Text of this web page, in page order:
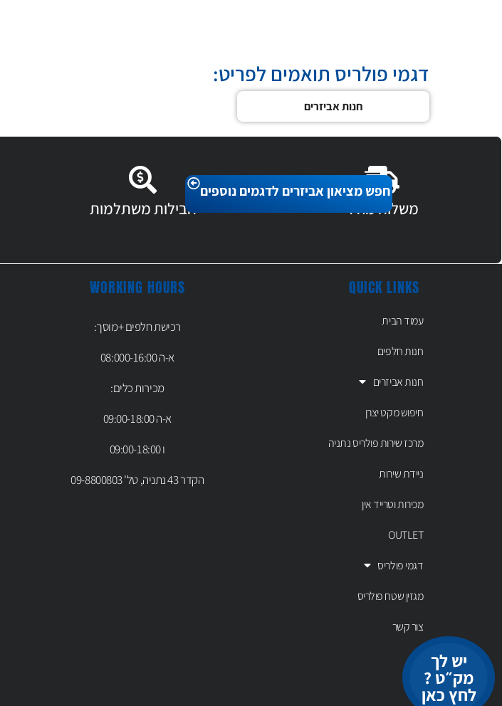
חפש מציאון אביזרים לדגמים נוספים
דגמי פולריס תואמים לפריט:
חנות אביזרים
משלוח מהיר חבילות משתלמות
QUICK LINKS
עמוד הבית
חנות חלפים
חנות אביזרים
חיפוש מקט יצרן
מרכז שירות פולריס נתניה
ניידת שירות
מכירות וטרייד אין
OUTLET
דגמי פולריס
מגזין שטח פולריס
צור קשר
יש לך
מק״ט ?
לחץ כאן
WORKING HOURS
רכישת חלפים +מוסך:
א-ה 08:000-16:00
מכירות כלים:
א-ה 09:00-18:00
ו 09:00-18:00
הקדר 43 נתניה, טל' 09-8800803